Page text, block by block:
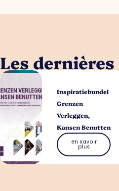
Les
Inspiratiebundel
Grenzen
Verleggen,
Kansen Benutten
en savoir
plus